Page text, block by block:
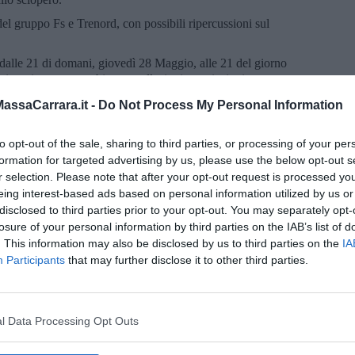
- Do Not Process My Personal Information
opt-out of the sale, sharing to third parties, or processing of your
for targeted advertising by us, please use the below opt-out
selection. Please note that after your opt-out request is processed
interest-based ads based on personal information utilized by us
to third parties prior to your opt-out. You may separately
of your personal information by third parties on the IAB’s list of
This information may also be disclosed by us to third parties on the
Participants that may further disclose it to other third parties.
Data Processing Opt Outs
gruppo Fs e Trenord, con possibili ripercussioni sul
21 di domani, giovedì 28 Maggio, alle 21 del giorno
treni potranno subire cancellazioni o variazioni.
garantiti sono consultabili al seguente link
di sciopero
previsti in caso di sciopero nei giorni feriali, nelle fasce
Unitaria di Base (Cub), Associazione Difesa Lavoratrici
di Base (Sgb), Sindacato Intercategoriale Cobas (SI
Internacional de los Trabajadores (Usi– Cit), Unione
Cub trasporti.
iscriviti allaNewsletter QUInews - ToscanaMedia.
nella tua casella di posta.